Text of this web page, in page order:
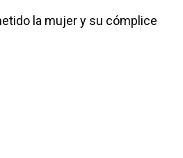
la mujer y su cómplice